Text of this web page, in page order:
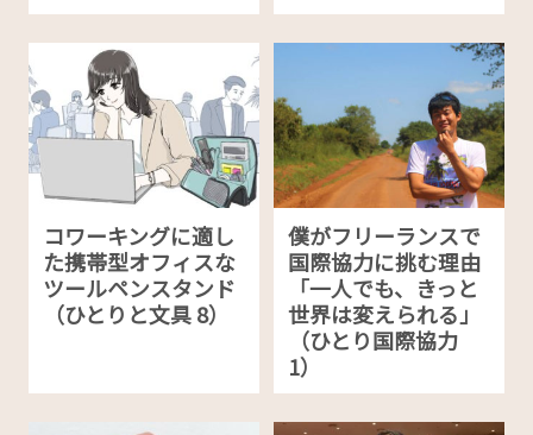
コワーキングに適し
た携帯型オフィスな
ツールペンスタンド
（ひとりと文具 8）
僕がフリーランスで
国際協力に挑む理由
「一人でも、きっと
世界は変えられる」
（ひとり国際協力
1）